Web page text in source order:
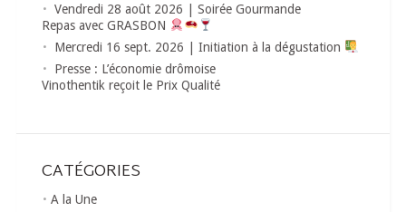
Vendredi 28 août 2026 | Soirée Gourmande
Repas avec GRASBON
Mercredi 16 sept. 2026 | Initiation à la dégustation
Presse : L’économie drômoise
Vinothentik reçoit le Prix Qualité
CATÉGORIES
A la Une